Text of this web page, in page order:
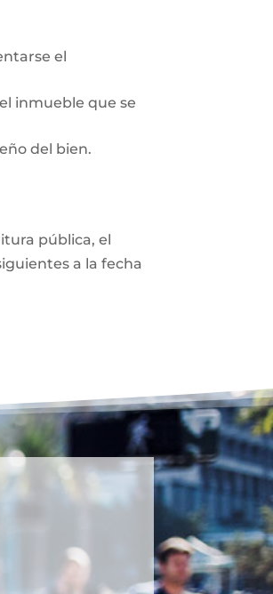
el
inmueble que se
del bien.
pública, el
a la fecha